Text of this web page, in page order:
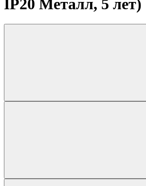
IP20 Металл, 5 лет)